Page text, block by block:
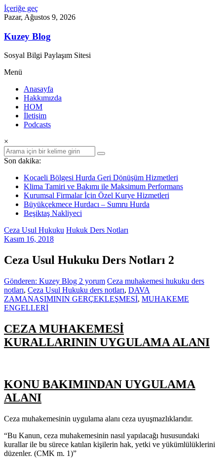
İçeriğe geç
Pazar, Ağustos 9, 2026
Kuzey Blog
Sosyal Bilgi Paylaşım Sitesi
Menü
Anasayfa
Hakkımızda
HOM
İletişim
Podcasts
×
Son dakika:
Kocaeli Bölgesi Hurda Geri Dönüşüm Hizmetleri
Klima Tamiri ve Bakımı ile Maksimum Performans
Kurumsal Firmalar İçin Özel Kurye Hizmetleri
Büyükçekmece Hurdacı – Sumru Hurda
Beşiktaş Nakliyeci
Ceza Usul Hukuku Hukuk Ders Notları
Kasım 16, 2018
Ceza Usul Hukuku Ders Notları 2
Gönderen: Kuzey Blog 2 yorum Ceza muhakemesi hukuku ders
notları, Ceza Usul Hukuku ders notları, DAVA
ZAMANAŞIMININ GERÇEKLEŞMESİ, MUHAKEME
ENGELLERİ
CEZA MUHAKEMESİ
KURALLARININ UYGULAMA ALANI
KONU BAKIMINDAN UYGULAMA
ALANI
Ceza muhakemesinin uygulama alanı ceza uyuşmazlıklarıdır.
“Bu Kanun, ceza muhakemesinin nasıl yapılacağı hususundaki
kurallar ile bu sürece katılan kişilerin hak, yetki ve yükümlülüklerini
düzenler. (CMK m. 1)”